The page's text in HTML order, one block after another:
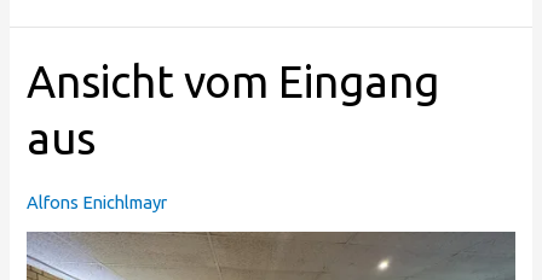
Ansicht vom Eingang
aus
Alfons Enichlmayr
Ansicht
vom
aus